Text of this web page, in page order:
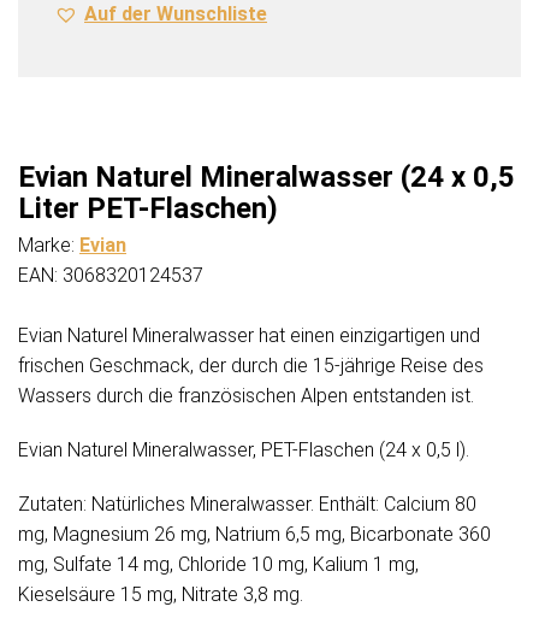
PET-Auf der Wunschliste
Evian Naturel Mineralwasser (24 x 0,5
Liter PET-Flaschen)
Marke: Evian
EAN: 3068320124537
Evian Naturel Mineralwasser hat einen einzigartigen und
frischen Geschmack, der durch die 15-jährige Reise des
Wassers durch die französischen Alpen entstanden ist.
Evian Naturel Mineralwasser, PET-Flaschen (24 x 0,5 l).
Zutaten: Natürliches Mineralwasser. Enthält: Calcium 80
mg, Magnesium 26 mg, Natrium 6,5 mg, Bicarbonate 360 ​​
mg, Sulfate 14 mg, Chloride 10 mg, Kalium 1 mg,
Kieselsäure 15 mg, Nitrate 3,8 mg.